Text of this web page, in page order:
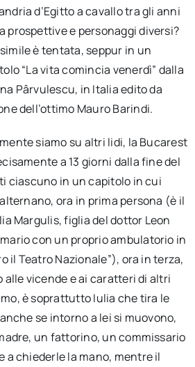
d’Egitto a cavallo tra gli anni
prospettive e personaggi diversi?
è tentata, seppur in un
“La vita comincia venerdì” dalla
Pârvulescu, in Italia edito da
dell’ottimo Mauro Barindi.
siamo su altri lidi, la Bucarest
a 13 giorni dalla fine del
ciascuno in un capitolo in cui
ora in prima persona (è il
Margulis, figlia del dottor Leon
con un proprio ambulatorio in
il Teatro Nazionale”), ora in terza,
alle vicende e ai caratteri di altri
è soprattutto Iulia che tira le
se intorno a lei si muovono,
un fattorino, un commissario
a chiederle la mano, mentre il